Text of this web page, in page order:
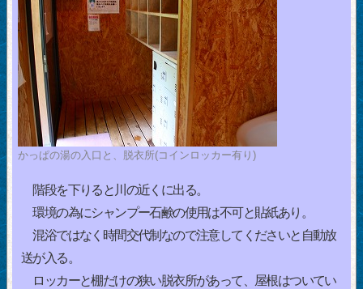
かっぱの湯の入口と、脱衣所(コインロッカー有り)
階段を下りると川の近くに出る。
環境の為にシャンプー石鹸の使用は不可と貼紙あり。
混浴ではなく時間交代制なので注意してくださいと自動放
送が入る。
ロッカーと棚だけの狭い脱衣所があって、屋根はついてい